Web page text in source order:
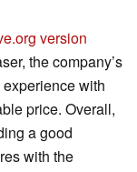
version
the company’s
with
price. Overall,
a good
with the